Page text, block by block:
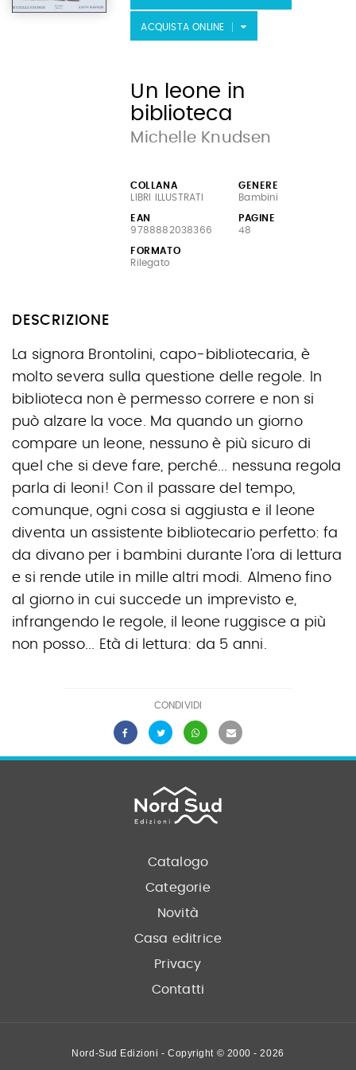
ACQUISTA ONLINE
Un leone in
biblioteca
Michelle Knudsen
COLLANA
LIBRI ILLUSTRATI
GENERE
Bambini
EAN
9788882038366
PAGINE
48
FORMATO
Rilegato
DESCRIZIONE
La signora Brontolini, capo-bibliotecaria, è
molto severa sulla questione delle regole. In
biblioteca non è permesso correre e non si
può alzare la voce. Ma quando un giorno
compare un leone, nessuno è più sicuro di
quel che si deve fare, perché... nessuna regola
parla di leoni! Con il passare del tempo,
comunque, ogni cosa si aggiusta e il leone
diventa un assistente bibliotecario perfetto: fa
da divano per i bambini durante l'ora di lettura
e si rende utile in mille altri modi. Almeno fino
al giorno in cui succede un imprevisto e,
infrangendo le regole, il leone ruggisce a più
non posso... Età di lettura: da 5 anni.
CONDIVIDI
Catalogo
Categorie
Novità
Casa editrice
Privacy
Contatti
Nord-Sud Edizioni - Copyright © 2000 - 2026